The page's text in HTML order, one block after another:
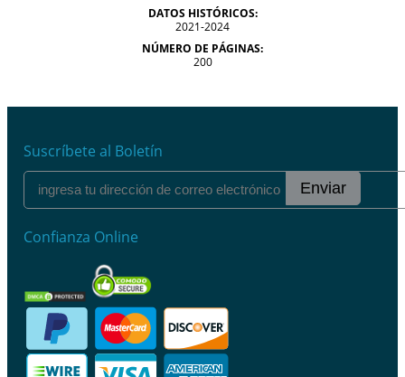
DATOS HISTÓRICOS:
2021-2024
NÚMERO DE PÁGINAS:
200
Suscríbete al Boletín
Enviar
Confianza Online